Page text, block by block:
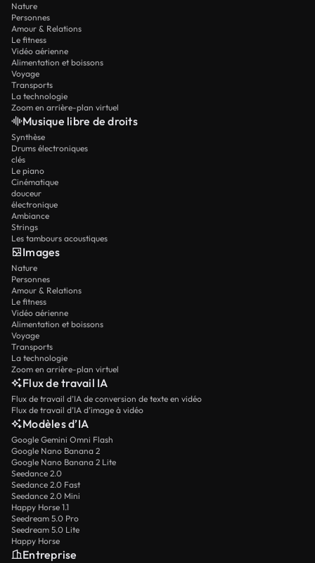
Nature
Personnes
Amour & Relations
Le fitness
Vidéo aérienne
Alimentation et boissons
Voyage
Transports
La technologie
Zoom en arrière-plan virtuel
Musique libre de droits
Synthèse
Drums électroniques
clés
Le piano
Cinématique
douceur
électronique
Ambiance
Strings
Les tambours acoustiques
Images
Nature
Personnes
Amour & Relations
Le fitness
Vidéo aérienne
Alimentation et boissons
Voyage
Transports
La technologie
Zoom en arrière-plan virtuel
Flux de travail IA
Flux de travail d’IA de conversion de texte en vidéo
Flux de travail d’IA d’image à vidéo
Modèles d’IA
Google Gemini Omni Flash
Google Nano Banana 2
Google Nano Banana 2 Lite
Seedance 2.0
Seedance 2.0 Fast
Seedance 2.0 Mini
Happy Horse 1.1
Seedream 5.0 Pro
Seedream 5.0 Lite
Happy Horse
Entreprise